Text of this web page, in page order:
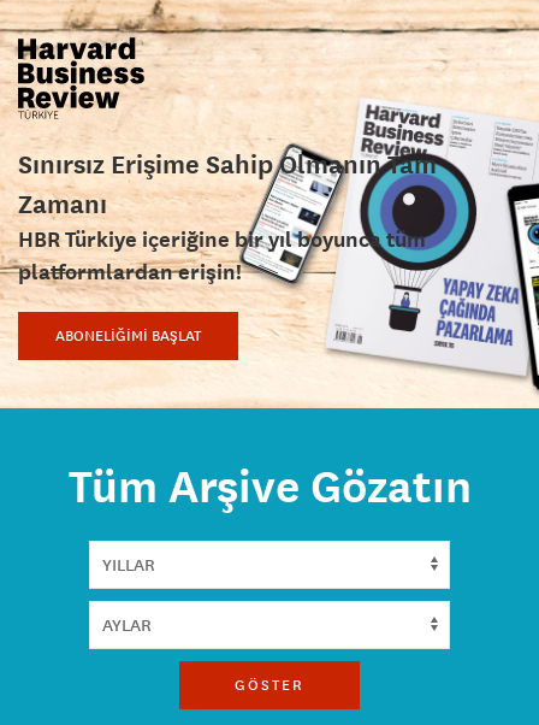
Sınırsız Erişime Sahip Olmanın Tam
Zamanı
HBR Türkiye içeriğine bir yıl boyunca tüm
platformlardan erişin!
ABONELİĞİMİ BAŞLAT
Tüm Arşive Gözatın
GÖSTER